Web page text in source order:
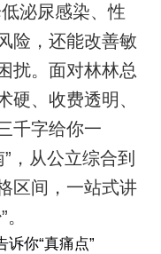
泌尿感染、性
险，还能改善敏
扰。面对林林总
硬、收费透明、
千字给你一
，从公立综合到
区间，一站式讲
你“真痛点”